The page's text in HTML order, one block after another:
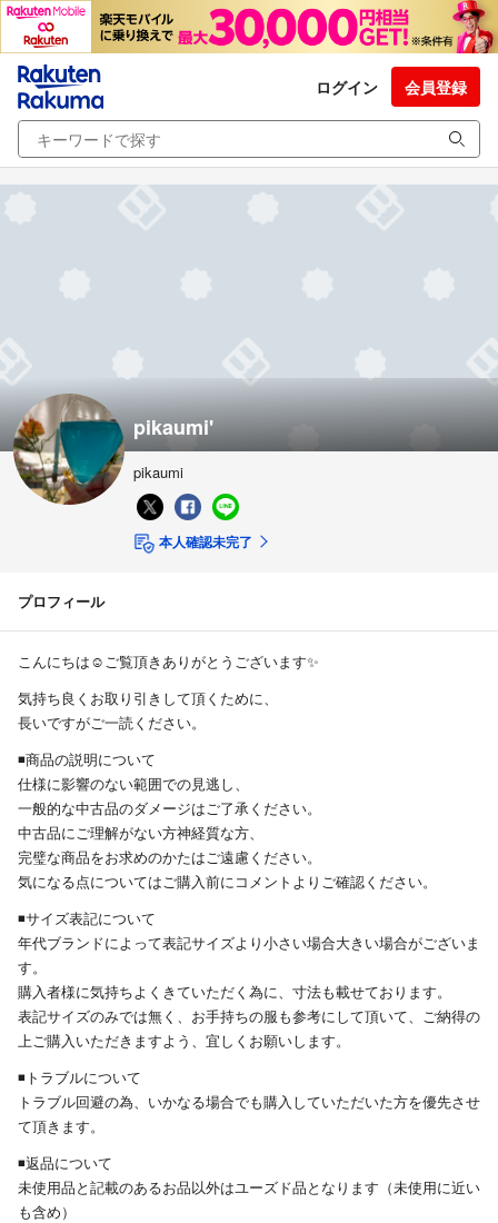
ログイン 会員登録
pikaumi'
pikaumi
本人確認未完了
プロフィール
こんにちは☺️ご覧頂きありがとうございます✨
気持ち良くお取り引きして頂くために、
長いですがご一読ください。
◾️商品の説明について
仕様に影響のない範囲での見逃し、
一般的な中古品のダメージはご了承ください。
中古品にご理解がない方神経質な方、
完璧な商品をお求めのかたはご遠慮ください。
気になる点についてはご購入前にコメントよりご確認ください。
◾️サイズ表記について
年代ブランドによって表記サイズより小さい場合大きい場合がございま
す。
購入者様に気持ちよくきていただく為に、寸法も載せております。
表記サイズのみでは無く、お手持ちの服も参考にして頂いて、ご納得の
上ご購入いただきますよう、宜しくお願いします。
◾️トラブルについて
トラブル回避の為、いかなる場合でも購入していただいた方を優先させ
て頂きます。
◾️返品について
未使用品と記載のあるお品以外はユーズド品となります（未使用に近い
も含め）